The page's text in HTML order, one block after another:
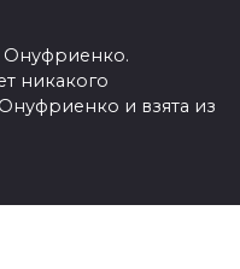
Онуфриенко.
никакого
и взята из